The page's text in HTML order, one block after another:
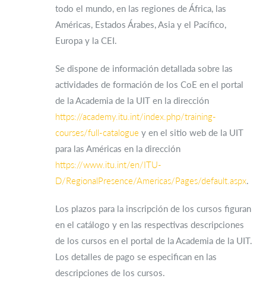
todo el mundo, en las regiones de África, las
Américas, Estados Árabes, Asia y el Pacífico,
Europa y la CEI.
Se dispone de información detallada sobre las
actividades de formación de los CoE en el portal
de la Academia de la UIT en la dirección
https://academy.itu.int/index.php/training-
courses/full-catalogue y en el sitio web de la UIT
para las Américas en la dirección
https://www.itu.int/en/ITU-
D/RegionalPresence/Americas/Pages/default.aspx.
Los plazos para la inscripción de los cursos figuran
en el catálogo y en las respectivas descripciones
de los cursos en el portal de la Academia de la UIT.
Los detalles de pago se especifican en las
descripciones de los cursos.